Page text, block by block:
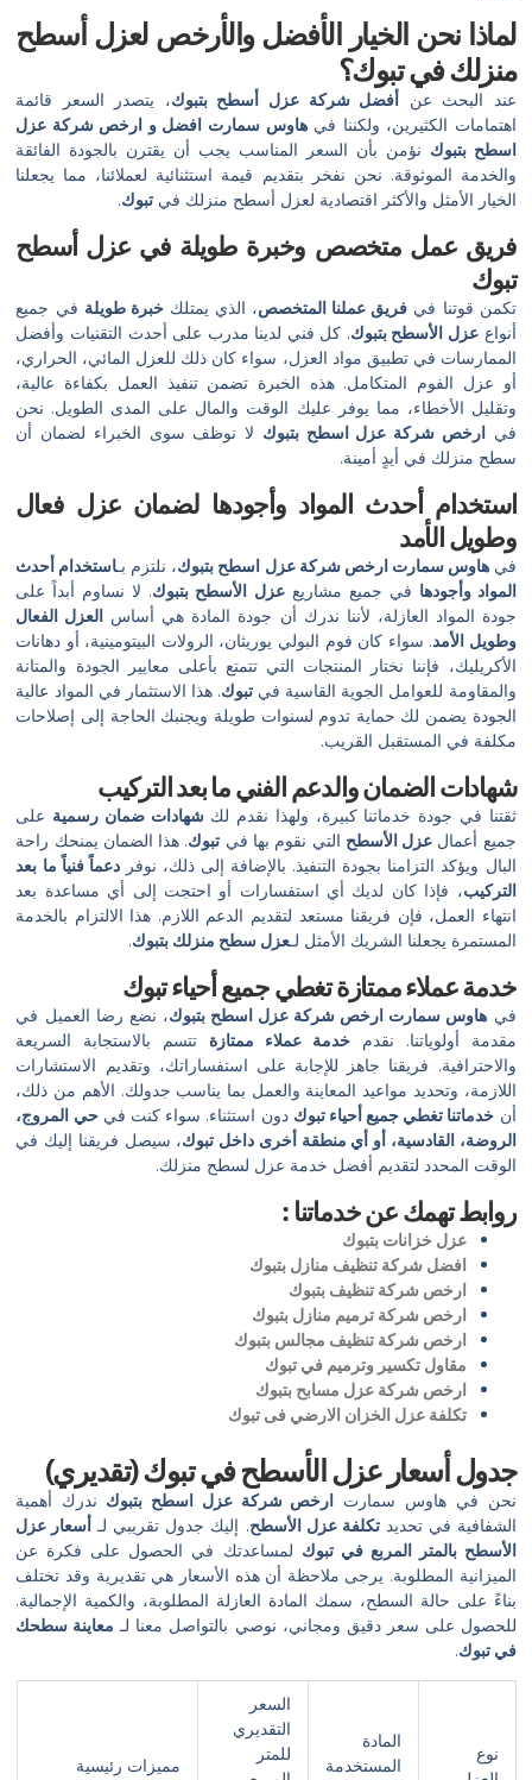
لماذا نحن الخيار الأفضل والأرخص لعزل أسطح
منزلك في تبوك؟
عند البحث عن أفضل شركة عزل أسطح بتبوك، يتصدر السعر قائمة
اهتمامات الكثيرين، ولكننا فيهاوس سمارت افضل و ارخص شركة عزل
اسطح بتبوك نؤمن بأن السعر المناسب يجب أن يقترن بالجودة الفائقة
والخدمة الموثوقة. نحن نفخر بتقديم قيمة استثنائية لعملائنا، مما يجعلنا
الخيار الأمثل والأكثر اقتصادية لعزل أسطح منزلك فيتبوك.
فريق عمل متخصص وخبرة طويلة في عزل أسطح
تبوك
تكمن قوتنا في فريق عملنا المتخصص، الذي يمتلكخبرة طويلة في جميع
أنواع عزل الأسطح بتبوك. كل فني لدينا مدرب على أحدث التقنيات وأفضل
الممارسات في تطبيق مواد العزل، سواء كان ذلك للعزل المائي، الحراري،
أو عزل الفوم المتكامل. هذه الخبرة تضمن تنفيذ العمل بكفاءة عالية،
وتقليل الأخطاء، مما يوفر عليك الوقت والمال على المدى الطويل. نحن
فيارخص شركة عزل اسطح بتبوك لا نوظف سوى الخبراء لضمان أن
سطح منزلك في أيدٍ أمينة.
استخدام أحدث المواد وأجودها لضمان عزل فعال
وطويل الأمد
فيهاوس سمارتارخص شركة عزل اسطح بتبوك، نلتزم بـاستخدام أحدث
المواد وأجودها في جميع مشاريععزل الأسطح بتبوك. لا نساوم أبداً على
جودة المواد العازلة، لأننا ندرك أن جودة المادة هي أساس العزل الفعال
وطويل الأمد. سواء كان فوم البولي يوريثان، الرولات البيتومينية، أو دهانات
الأكريليك، فإننا نختار المنتجات التي تتمتع بأعلى معايير الجودة والمتانة
والمقاومة للعوامل الجوية القاسية في تبوك. هذا الاستثمار في المواد عالية
الجودة يضمن لك حماية تدوم لسنوات طويلة ويجنبك الحاجة إلى إصلاحات
مكلفة في المستقبل القريب.
شهادات الضمان والدعم الفني ما بعد التركيب
ثقتنا في جودة خدماتنا كبيرة، ولهذا نقدم لكشهادات ضمان رسمية على
جميع أعمال عزل الأسطح التي نقوم بها في تبوك. هذا الضمان يمنحك راحة
البال ويؤكد التزامنا بجودة التنفيذ. بالإضافة إلى ذلك، نوفردعماً فنياً ما بعد
التركيب، فإذا كان لديك أي استفسارات أو احتجت إلى أي مساعدة بعد
انتهاء العمل، فإن فريقنا مستعد لتقديم الدعم اللازم. هذا الالتزام بالخدمة
المستمرة يجعلنا الشريك الأمثل لـعزل سطح منزلك بتبوك.
خدمة عملاء ممتازة تغطي جميع أحياء تبوك
في هاوس سمارت ارخص شركة عزل اسطح بتبوك، نضع رضا العميل في
مقدمة أولوياتنا. نقدمخدمة عملاء ممتازة تتسم بالاستجابة السريعة
والاحترافية. فريقنا جاهز للإجابة على استفساراتك، وتقديم الاستشارات
اللازمة، وتحديد مواعيد المعاينة والعمل بما يناسب جدولك. الأهم من ذلك،
أن خدماتنا تغطي جميع أحياء تبوك دون استثناء. سواء كنت فيحي المروج،
الروضة، القادسية، أو أي منطقة أخرى داخل تبوك، سيصل فريقنا إليك في
الوقت المحدد لتقديم أفضل خدمة عزل لسطح منزلك.
روابط تهمك عن خدماتنا :
عزل خزانات بتبوك
افضل شركة تنظيف منازل بتبوك
ارخص شركة تنظيف بتبوك
ارخص شركة ترميم منازل بتبوك
ارخص شركة تنظيف مجالس بتبوك
مقاول تكسير وترميم في تبوك
ارخص شركة عزل مسابح بتبوك
تكلفة عزل الخزان الارضي فى تبوك
جدول أسعار عزل الأسطح في تبوك (تقديري)
نحن في هاوس سمارت ارخص شركة عزل اسطح بتبوك ندرك أهمية
الشفافية في تحديدتكلفة عزل الأسطح. إليك جدول تقريبي لـ أسعار عزل
الأسطح بالمتر المربع في تبوك لمساعدتك في الحصول على فكرة عن
الميزانية المطلوبة. يرجى ملاحظة أن هذه الأسعار هي تقديرية وقد تختلف
بناءً على حالة السطح، سمك المادة العازلة المطلوبة، والكمية الإجمالية.
للحصول على سعر دقيق ومجاني، نوصي بالتواصل معنا لـ معاينة سطحك
في تبوك.
نوع
المادة
المستخدمة
السعر
التقديري
للمتر
مميزات رئيسية